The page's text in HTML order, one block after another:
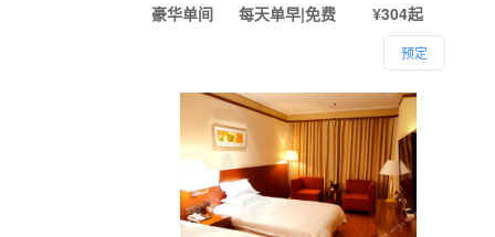
豪华单间 ¥304起
每天单早|免费
预定